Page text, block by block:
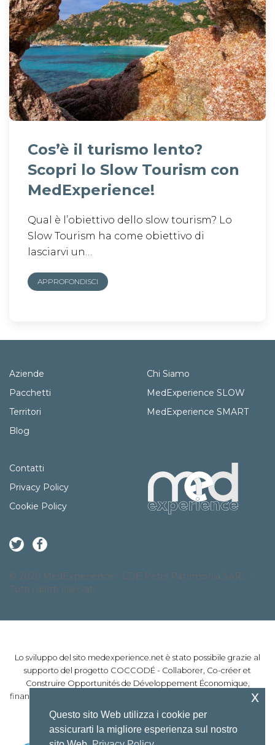
Cos’è il turismo lento?
Scopri lo Slow Tourism con
MedExperience!
Qual è l’obiettivo dello slow tourism? Lo
Slow Tourism ha come obiettivo di
lasciarvi un…
APPROFONDISCI
Aziende
Pacchetti
Territori
Blog
Chi Siamo
MedExperience SLOW
MedExperience SMART
Contatti
Privacy Policy
Cookie Policy
© 2026 MedExperience - CDE Petra Patrimonia SARL -
Tutti i diritti riservati
Lo sviluppo del sito medexperience.net è stato possibile grazie al
supporto del progetto COCCODÉ - Collaborer, Co-créer et
Construire Opportunités de Développement Économique,
finanziato dal Programma INTERREG Marittimo Italia-Francia 2014-
2020
Questo sito Web utilizza i cookie per
assicurarti la migliore esperienza sul nostro
x